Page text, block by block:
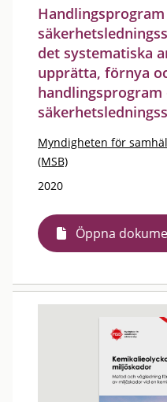
det systematiska
upprätta, förnya
handlingsprogram
Myndigheten för
(MSB)
2020
Öppna